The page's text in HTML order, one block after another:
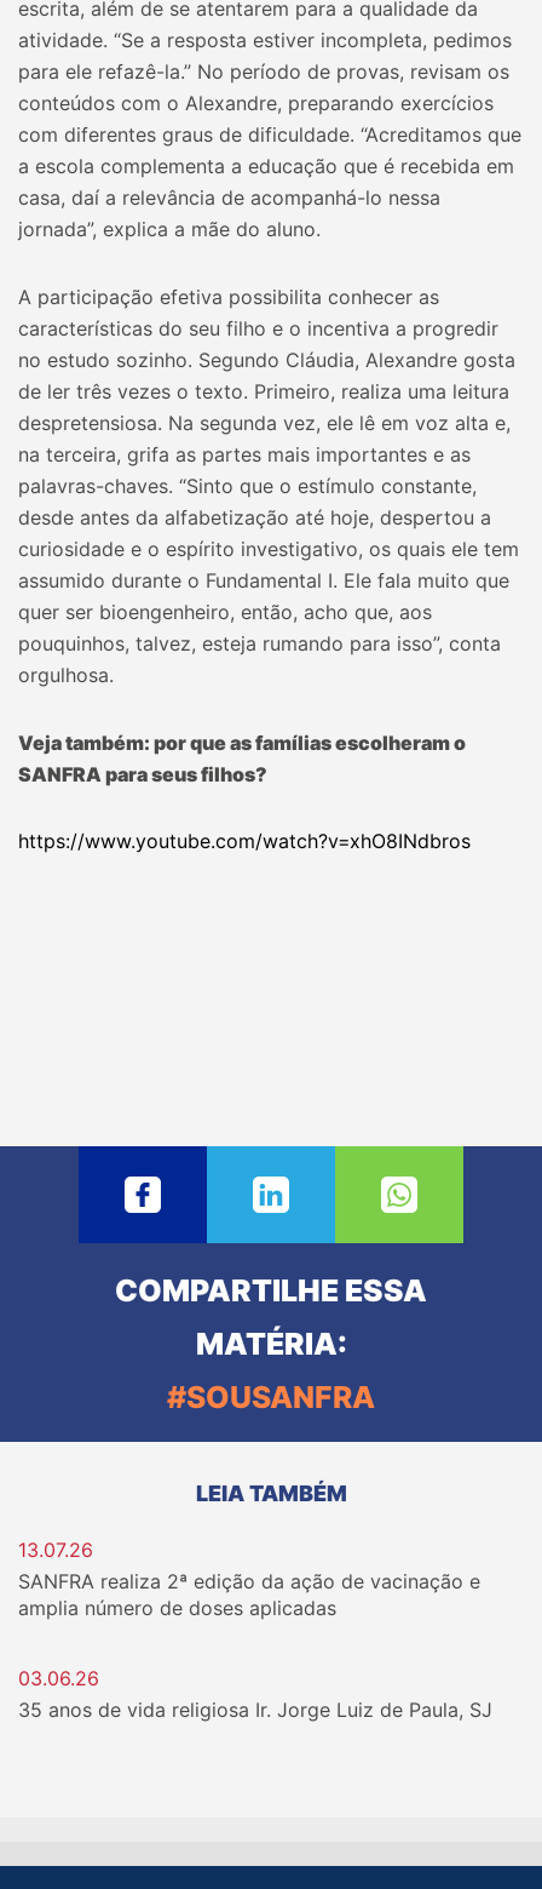
escrita, além de se atentarem para a qualidade da
atividade. “Se a resposta estiver incompleta, pedimos
para ele refazê-la.” No período de provas, revisam os
conteúdos com o Alexandre, preparando exercícios
com diferentes graus de dificuldade. “Acreditamos que
a escola complementa a educação que é recebida em
casa, daí a relevância de acompanhá-lo nessa
jornada”, explica a mãe do aluno.
A participação efetiva possibilita conhecer as
características do seu filho e o incentiva a progredir
no estudo sozinho. Segundo Cláudia, Alexandre gosta
de ler três vezes o texto. Primeiro, realiza uma leitura
despretensiosa. Na segunda vez, ele lê em voz alta e,
na terceira, grifa as partes mais importantes e as
palavras-chaves. “Sinto que o estímulo constante,
desde antes da alfabetização até hoje, despertou a
curiosidade e o espírito investigativo, os quais ele tem
assumido durante o Fundamental I. Ele fala muito que
quer ser bioengenheiro, então, acho que, aos
pouquinhos, talvez, esteja rumando para isso”, conta
orgulhosa.
Veja também: por que as famílias escolheram o
SANFRA para seus filhos?
https://www.youtube.com/watch?v=xhO8INdbros
COMPARTILHE ESSA
MATÉRIA:
#SOUSANFRA
LEIA TAMBÉM
13.07.26
SANFRA realiza 2ª edição da ação de vacinação e
amplia número de doses aplicadas
03.06.26
35 anos de vida religiosa Ir. Jorge Luiz de Paula, SJ